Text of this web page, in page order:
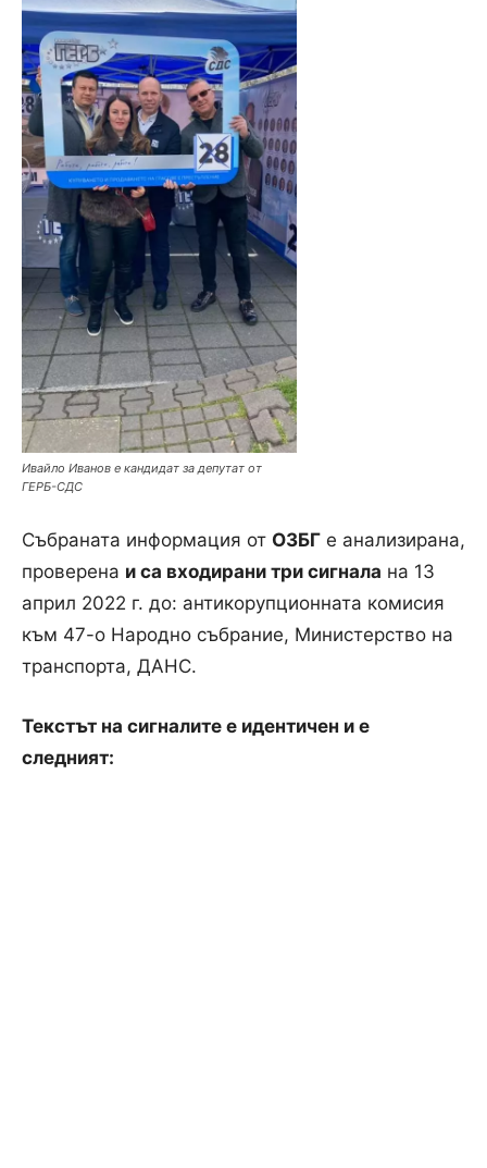
Ивайло Иванов е кандидат за депутат от
ГЕРБ-СДС
Събраната информация от ОЗБГ е анализирана,
проверена и са входирани три сигнала на 13
април 2022 г. до: антикорупционната комисия
към 47-о Народно събрание, Министерство на
транспорта, ДАНС.
Текстът на сигналите е идентичен и е
следният: